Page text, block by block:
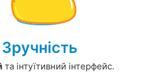
Зручність
та інтуїтивний інтерфейс.